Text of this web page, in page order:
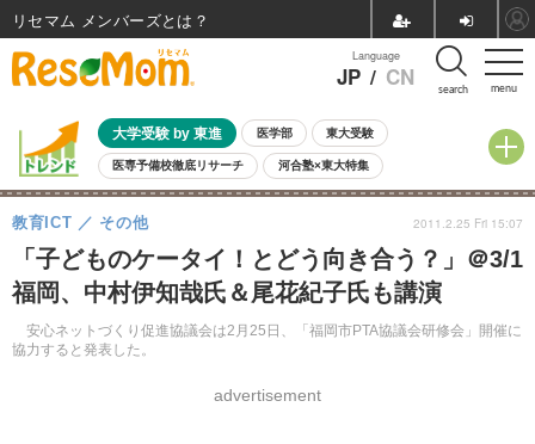
menu
Language
JP / CN search
大学受験 by 東進 医学部 東大受験
医専予備校徹底リサーチ 河合塾×東大特集
親子で考える大学選び 高校受験 中学受験 小学校受験
共通テスト 夏休み
8月開催イベント・WS 全国公立高校 過去問 人気記事
自由研究教材（小学生向け） 自由研究教材（中学生向け） ランキング
「子どものケータイ！とどう向き合う？」＠3/1
福岡、中村伊知哉氏＆尾花紀子氏も講演
安心ネットづくり促進協議会は2月25日、「福岡市PTA協議会研修会」開催に
協力すると発表した。
教育ICT その他
advertisement
2011.2.25 Fri 15:07
リセマム メンバーズ